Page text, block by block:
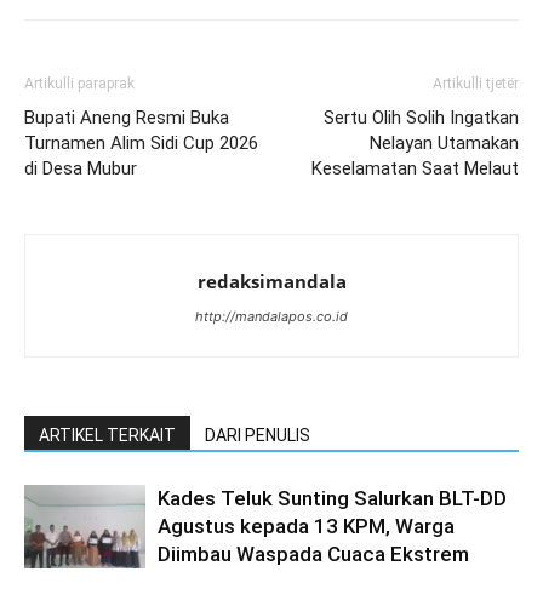
Artikulli paraprak
Bupati Aneng Resmi Buka
Turnamen Alim Sidi Cup 2026
di Desa Mubur
Artikulli tjetër
Sertu Olih Solih Ingatkan
Nelayan Utamakan
Keselamatan Saat Melaut
redaksimandala
http://mandalapos.co.id
ARTIKEL TERKAIT DARI PENULIS
Kades Teluk Sunting Salurkan BLT-DD
Agustus kepada 13 KPM, Warga
Diimbau Waspada Cuaca Ekstrem